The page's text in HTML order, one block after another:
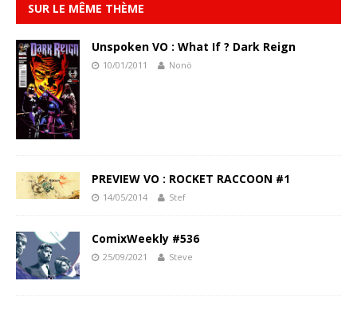
SUR LE MÊME THÈME
Unspoken VO : What If ? Dark Reign
10/01/2011 Nonö
PREVIEW VO : ROCKET RACCOON #1
14/05/2014 Stef
ComixWeekly #536
25/09/2021 Steve